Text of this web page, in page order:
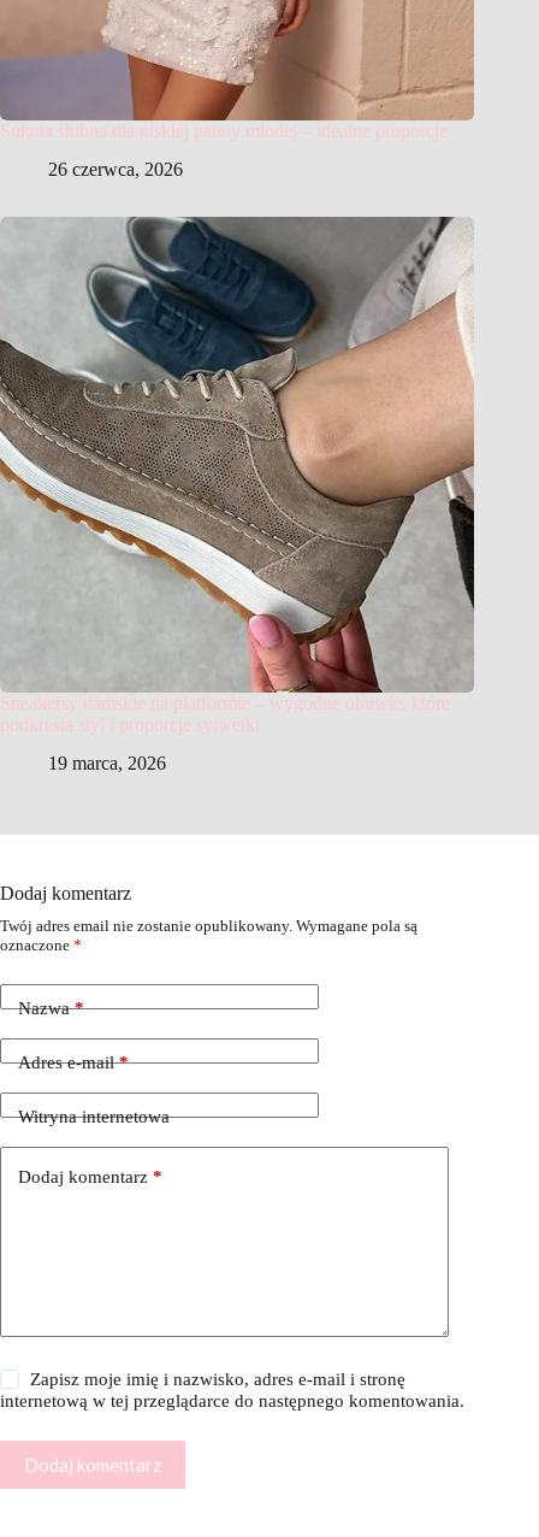
Suknia ślubna dla niskiej panny młodej – idealne proporcje
26 czerwca, 2026
Sneakersy damskie na platformie – wygodne obuwie, które
podkreśla styl i proporcje sylwetki
19 marca, 2026
Dodaj komentarz
Twój adres email nie zostanie opublikowany. Wymagane pola są
oznaczone *
Nazwa*
Adres e-mail*
Witryna internetowa
Dodaj komentarz *
Zapisz moje imię i nazwisko, adres e-mail i stronę
internetową w tej przeglądarce do następnego komentowania.
Dodaj komentarz